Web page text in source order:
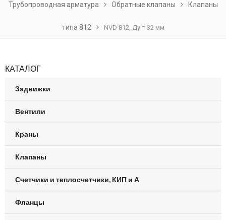
Трубопроводная арматура Обратные клапаны Клапаны
типа 812 NVD 812, Ду = 32 мм
КАТАЛОГ
Задвижки
Вентили
Краны
Клапаны
Счетчики и теплосчетчики, КИП и А
Фланцы